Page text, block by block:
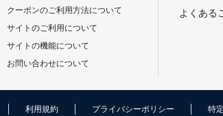
クーポンのご利用方法について
サイトのご利用について
サイトの機能について
お問い合わせについて
よくある
利用規約 プライバシーポリシー 特